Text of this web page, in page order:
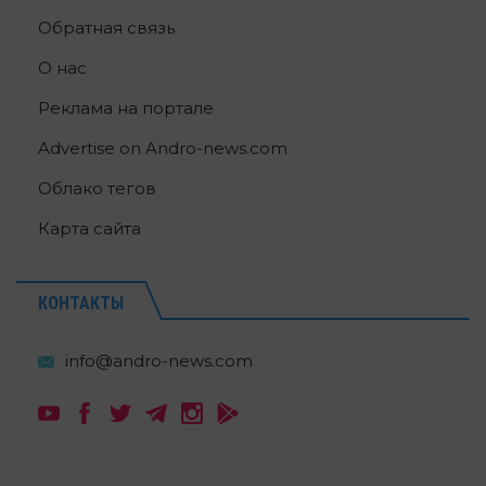
Обратная связь
О нас
Реклама на портале
Advertise on Andro-news.com
Облако тегов
Карта сайта
КОНТАКТЫ